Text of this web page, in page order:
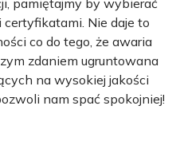
Nie daje to
co do tego, że awaria
zdaniem ugruntowana
na wysokiej jakości
nam spać spokojniej!